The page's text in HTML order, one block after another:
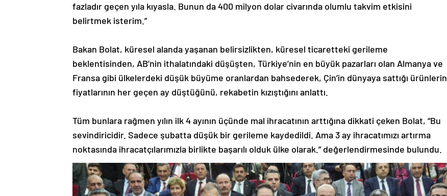
fazladır geçen yıla kıyasla. Bunun da 400 milyon dolar civarında olumlu takvim etkisini
belirtmek isterim.”
Bakan Bolat, küresel alanda yaşanan belirsizlikten, küresel ticaretteki gerileme
beklentisinden, AB’nin ithalatındaki düşüşten, Türkiye’nin en büyük pazarları olan Almanya ve
Fransa gibi ülkelerdeki düşük büyüme oranlardan bahsederek, Çin’in dünyaya sattığı ürünlerin
fiyatlarının her geçen ay düştüğünü, rekabetin kızıştığını anlattı.
Tüm bunlara rağmen yılın ilk 4 ayının üçünde mal ihracatının arttığına dikkati çeken Bolat, “Bu
sevindiricidir. Sadece şubatta düşük bir gerileme kaydedildi. Ama 3 ay ihracatımızı artırma
noktasında ihracatçılarımızla birlikte başarılı olduk ülke olarak.” değerlendirmesinde bulundu.